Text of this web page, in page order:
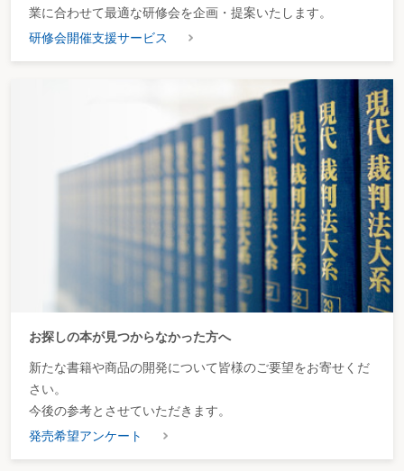
業に合わせて最適な研修会を企画・提案いたします。
研修会開催支援サービス
お探しの本が見つからなかった方へ
新たな書籍や商品の開発について皆様のご要望をお寄せくだ
さい。
今後の参考とさせていただきます。
発売希望アンケート